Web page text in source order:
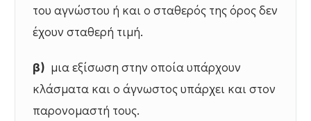
του αγνώστου ή και ο σταθερός της όρος δεν
έχουν σταθερή τιμή.
β) μια εξίσωση στην οποία υπάρχουν
κλάσματα και ο άγνωστος υπάρχει και στον
παρονομαστή τους.